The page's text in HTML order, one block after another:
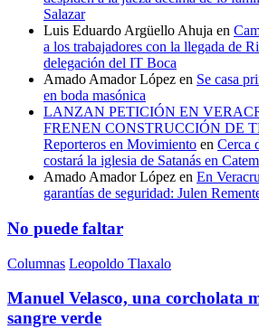
Salazar
Luis Eduardo Argüello Ahuja en
a los trabajadores con la llegada de
delegación del IT Boca
Amado Amador López en Se casa
en boda masónica
LANZAN PETICIÓN EN
FRENEN CONSTRUCCIÓN DE
Reporteros en Movimiento en Cerca
costará la iglesia de Satanás en
Amado Amador López en En
garantías de seguridad: Julen
No puede faltar
Columnas Leopoldo Tlaxalo
Manuel Velasco, una corcholata
sangre verde